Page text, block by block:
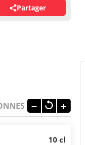
Partager
10 cl